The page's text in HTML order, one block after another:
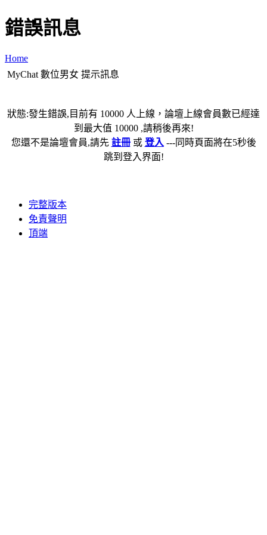
錯誤訊息
Home
MyChat 數位男女 提示訊息
狀態:發生錯誤,目前有 10000 人上線，論壇上線會員數已經達
到最大值 10000 ,請稍後再來!
您還不是論壇會員,請先 註冊或 登入 ---同時頁面將在5秒後
跳到登入界面!
完整版本
免責聲明
頂端